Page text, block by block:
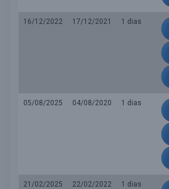
16/12/2022 17/12/2021
1 dias
05/08/2025 04/08/2020
1 dias
21/02/2025 22/02/2022
1 dias